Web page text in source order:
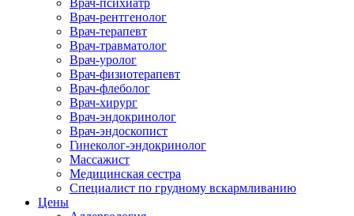
Врач-психиатр
Врач-рентгенолог
Врач-терапевт
Врач-травматолог
Врач-уролог
Врач-физиотерапевт
Врач-флеболог
Врач-хирург
Врач-эндокринолог
Врач-эндоскопист
Гинеколог-эндокринолог
Массажист
Медицинская сестра
Специалист по грудному вскармливанию
Цены